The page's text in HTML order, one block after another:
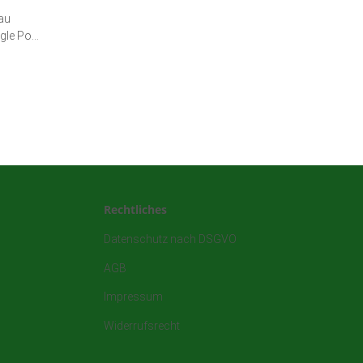
Pot
Rechtliches
Datenschutz nach DSGVO
AGB
Impressum
Widerrufsrecht